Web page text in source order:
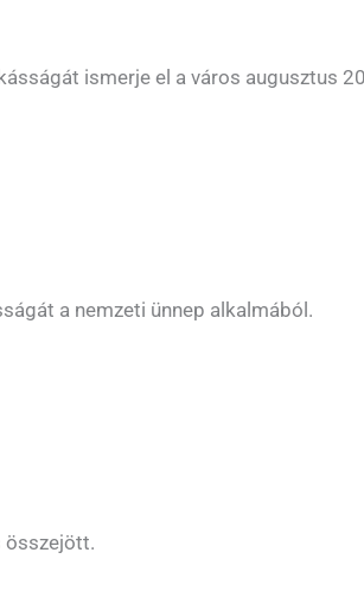
ismerje el a város augusztus
a nemzeti ünnep alkalmából.
összejött.